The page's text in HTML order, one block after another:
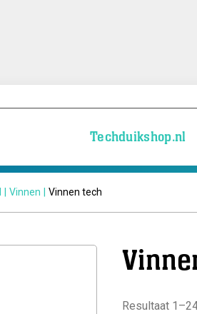
Techduikshop.nl
Vinnen Vinnen tech
Resultaat